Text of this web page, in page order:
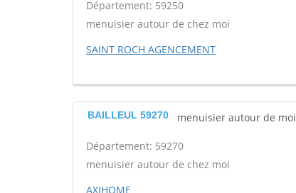
Département: 59250
menuisier autour de chez moi
SAINT ROCH AGENCEMENT
BAILLEUL 59270 menuisier autour de moi
Département: 59270
menuisier autour de chez moi
AXIHOME